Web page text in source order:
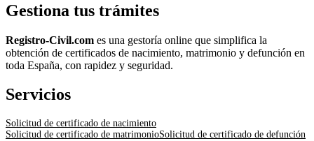
Gestiona tus trámites
Registro-Civil.com es una gestoría online que simplifica la
obtención de certificados de nacimiento, matrimonio y defunción en
toda España, con rapidez y seguridad.
Servicios
Solicitud de certificado de nacimiento
Solicitud de certificado de matrimonioSolicitud de certificado de defunción